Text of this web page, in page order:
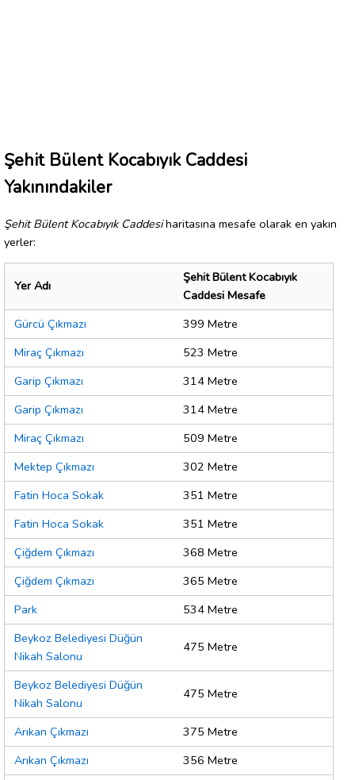
Şehit Bülent Kocabıyık Caddesi
Yakınındakiler
Şehit Bülent Kocabıyık Caddesiharitasına mesafe olarak en yakın
yerler:
Yer Adı
Şehit Bülent Kocabıyık
Caddesi Mesafe
Gürcü Çıkmazı
399 Metre
Miraç Çıkmazı
523 Metre
Garip Çıkmazı
314 Metre
Garip Çıkmazı
314 Metre
Miraç Çıkmazı
509 Metre
Mektep Çıkmazı
302 Metre
Fatin Hoca Sokak
351 Metre
Fatin Hoca Sokak
351 Metre
Çiğdem Çıkmazı
368 Metre
Çiğdem Çıkmazı
365 Metre
Park
534 Metre
Beykoz Belediyesi Düğün
Nikah Salonu
475 Metre
Beykoz Belediyesi Düğün
Nikah Salonu
475 Metre
Arıkan Çıkmazı
375 Metre
Arıkan Çıkmazı
356 Metre